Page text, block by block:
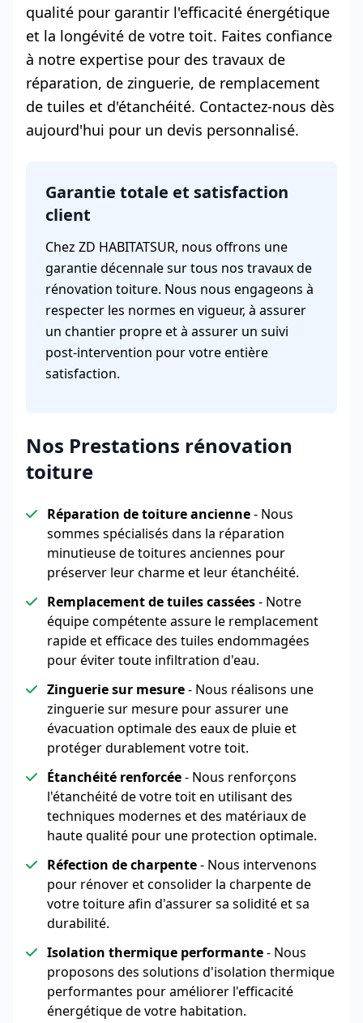
qualité pour garantir l'efficacité énergétique
et la longévité de votre toit. Faites confiance
à notre expertise pour des travaux de
réparation, de zinguerie, de remplacement
de tuiles et d'étanchéité. Contactez-nous dès
aujourd'hui pour un devis personnalisé.
Garantie totale et satisfaction
client
Chez ZD HABITATSUR, nous offrons une
garantie décennale sur tous nos travaux de
rénovation toiture. Nous nous engageons à
respecter les normes en vigueur, à assurer
un chantier propre et à assurer un suivi
post-intervention pour votre entière
satisfaction.
Nos Prestations rénovation
toiture
Réparation de toiture ancienne- Nous
sommes spécialisés dans la réparation
minutieuse de toitures anciennes pour
préserver leur charme et leur étanchéité.
Remplacement de tuiles cassées- Notre
équipe compétente assure le remplacement
rapide et efficace des tuiles endommagées
pour éviter toute infiltration d'eau.
Zinguerie sur mesure- Nous réalisons une
zinguerie sur mesure pour assurer une
évacuation optimale des eaux de pluie et
protéger durablement votre toit.
Étanchéité renforcée- Nous renforçons
l'étanchéité de votre toit en utilisant des
techniques modernes et des matériaux de
haute qualité pour une protection optimale.
Réfection de charpente- Nous intervenons
pour rénover et consolider la charpente de
votre toiture afin d'assurer sa solidité et sa
durabilité.
Isolation thermique performante- Nous
proposons des solutions d'isolation thermique
performantes pour améliorer l'efficacité
énergétique de votre habitation.